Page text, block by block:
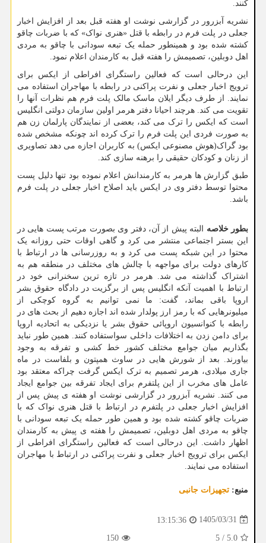
کنند.
نشریه آبزرور در گزارشی نوشت او هفته قبل بعد از افزایش اخبار
جعلی در پلت فرم در رابطه با قتل «هنری نواک» که با ضربات چاقو
کشته شده بود و همینطور حمله یک تبعه سودانی با چاقو به مردی
اهل دوبلین، تصمیمش را هفته قبل به کارمندان اعلام نمود.
این درحالی است که فعالین راستگرای افراطی از ایکس برای
ترویج اخبار جعلی و نفرت پراکنی در رابطه با مهاجران استفاده می
نمایند. از طرف دیگر ایلان ماسک مالک پلت فرم هم نظرات آنها را
تقویت می کند. هرچند احیانا دفتر هرمر اولین سازمان دولتی انگلیس
است که ایکس را ترک می کند، بعضی از نمایندگان پارلمان زن هم
به صورت فردی این پلت فرم را ترک کرده اند چونکه مشخص شده
بود گراک(هوش مصنوعی ایکس) به کاربران اجازه می دهد تصاویری
از زنان و کودکان حقیقی را برهنه سازی کند.
طبق گزارش ها هرمر به کارمندانش اعلام نموده بود تنها دلیل پست
محتوا توسط دفتر وی در ایکس باید اصلاح اخبار جعلی در پلت فرم
باشد.
بطور خلاصه البته پیش از آن، دفتر وی بصورت مرتب پست هایی در
این بستر اجتماعی منتشر می کرد و گاهی اوقات حتی روزانه یک
محتوا در این شبکه پست می کرد و به روزرسانی ها در ارتباط با
کارهای دولت برای مواجهه با چالش های مختلف در منطقه هم به
اشتراک گذاشته می شد. هرمر در تازه ترین سخنرانی خود در
ارتباط با اهمیت آنکه انگلیس پس از برگزیت در دادگاه حقوق بشر
اروپا باقی بماند، گفت: ما نمی توانیم به گروه کوچکی از
میلیونرهایی که با رمز ارز پولدار شده اند اجازه دهیم از بحث های در
رابطه با کنوانسیون اروپائی حقوق بشر یا نزدیکی به اتحادیه اروپا
برای دامن زدن به اختلافات داخلی سواستفاده کنند. همین طور نباید
بگذاریم میان جوامع مختلف کشور خط کشی و تفرقه به وجود
بیاورند. بعد از شورش هایی در ساوث همپتون و بلفاست در ماه
جاری میلادی، هرمر تصمیم به ترک ایکس گرفت چراکه معتقد بود
عامل های مخرب از این پلتفرم برای ایجاد تفرقه بین جوامع ایجاد
می کنند. نشریه آبزرور در گزارشی نوشت او هفته ی پیش پس از
افزایش اخبار جعلی در پلتفرم در ارتباط با قتل هنری نواک که با
ضربات چاقو کشته شده بود و همین طور حمله یک تبعه سودانی با
چاقو به مردی اهل دوبلین، تصمیمش را هفته ی پیش به کارمندان
اظهار داشت. این درحالی است که فعالین راستگرای افراطی از
ایکس برای ترویج اخبار جعلی و نفرت پراکنی در ارتباط با مهاجران
استفاده می نمایند.
منبع: تجهیزات جانبی
1405/03/31
13:15:36
5.0
/
5
150